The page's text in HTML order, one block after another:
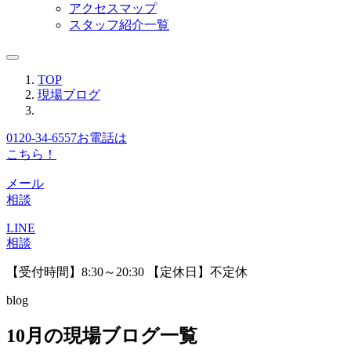
アクセスマップ
スタッフ紹介一覧
TOP
現場ブログ
0120-34-6557お電話は
こちら！
メール
相談
LINE
相談
【受付時間】8:30～20:30 【定休日】不定休
blog
10月の現場ブログ一覧